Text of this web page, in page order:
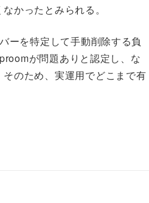
かったとみられる。
ーを特定して手動削除する負
が問題ありと認定し、な
のため、実運用でどこまで有